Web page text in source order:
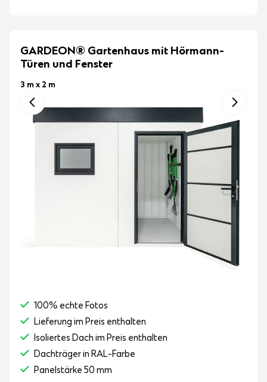
GARDEON® Gartenhaus mit Hörmann-
Türen und Fenster
3 m x 2 m
100% echte Fotos
Lieferung im Preis enthalten
Isoliertes Dach im Preis enthalten
Dachträger in RAL-Farbe
Panelstärke 50 mm